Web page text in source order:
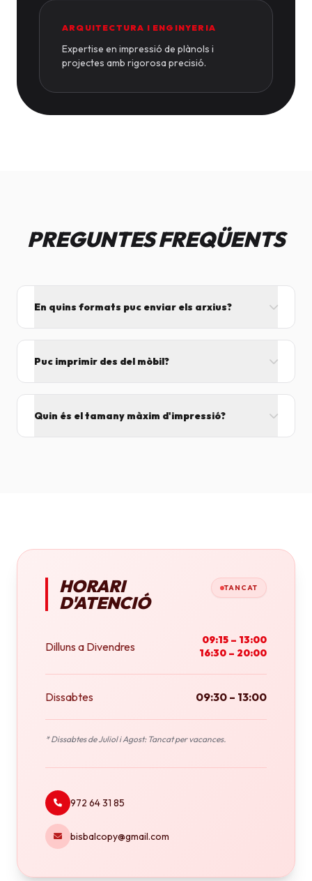
ARQUITECTURA I ENGINYERIA
Expertise en impressió de plànols i
projectes amb rigorosa precisió.
PREGUNTES FREQÜENTS
En quins formats puc enviar els arxius?
Word i Excel.
Puc imprimir des del mòbil?
Quin és el tamany màxim d'impressió?
HORARI
D'ATENCIÓ
TANCAT
Dilluns a Divendres
09:15 – 13:00
16:30 – 20:00
Dissabtes 09:30 – 13:00
* Dissabtes de Juliol i Agost: Tancat per vacances.
972 64 31 85
bisbalcopy@gmail.com